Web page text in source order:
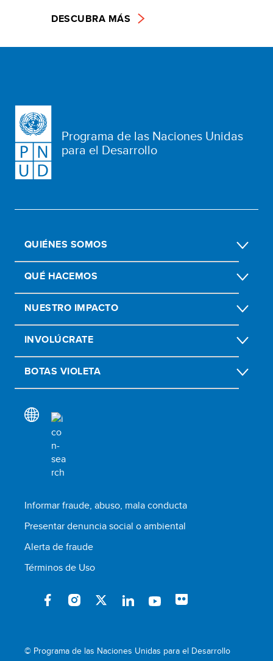
DESCUBRA MÁS
Programa de las Naciones Unidas
para el Desarrollo
QUIÉNES SOMOS
QUÉ HACEMOS
NUESTRO IMPACTO
INVOLÚCRATE
BOTAS VIOLETA
Informar fraude, abuso, mala conducta
Presentar denuncia social o ambiental
Alerta de fraude
Términos de Uso
© Programa de las Naciones Unidas para el Desarrollo